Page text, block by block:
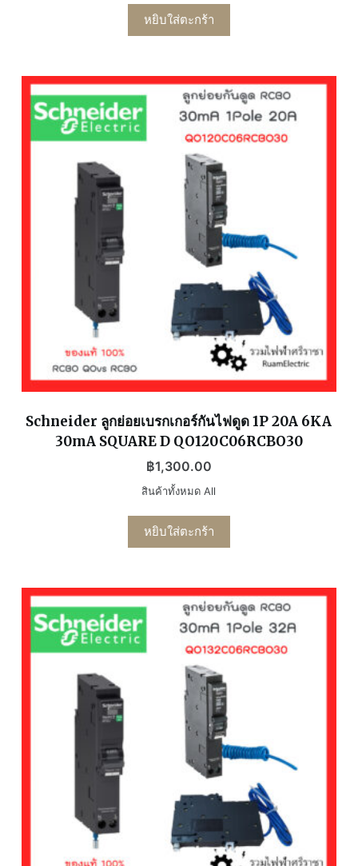
หยิบใส่ตะกร้า
Schneider ลูกย่อยเบรกเกอร์กันไฟดูด 1P 20A 6KA
30mA SQUARE D QO120C06RCBO30
฿1,300.00
สินค้าทั้งหมด All
หยิบใส่ตะกร้า